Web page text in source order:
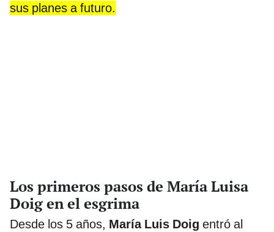
sus planes a futuro.
Los primeros pasos de María Luisa
Doig en el esgrima
Desde los 5 años, María Luis Doig entró al